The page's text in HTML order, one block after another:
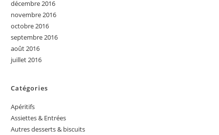
décembre 2016
novembre 2016
octobre 2016
septembre 2016
août 2016
juillet 2016
Catégories
Apéritifs
Assiettes & Entrées
Autres desserts & biscuits